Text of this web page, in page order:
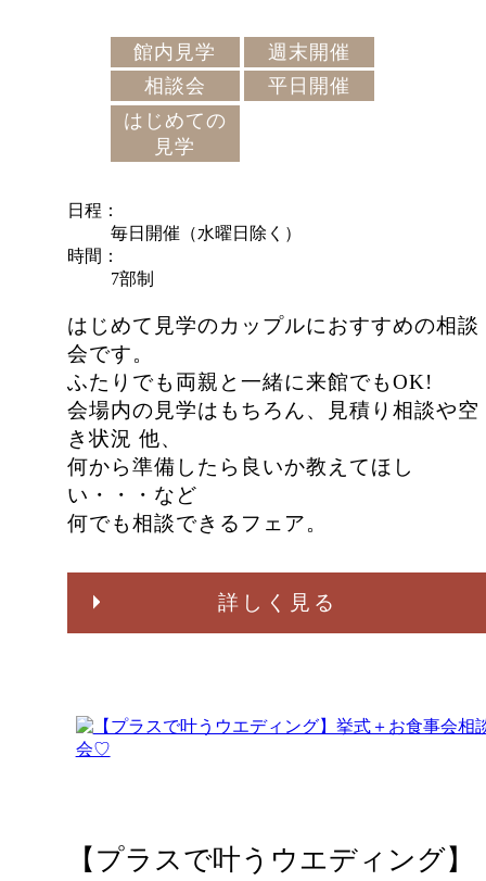
館内見学
週末開催
相談会
平日開催
はじめての
見学
日程
毎日開催（水曜日除く）
時間
7部制
はじめて見学のカップルにおすすめの相談
会です。
ふたりでも両親と一緒に来館でもOK!
会場内の見学はもちろん、見積り相談や空
き状況 他、
何から準備したら良いか教えてほし
い・・・など
何でも相談できるフェア。
詳しく見る
【プラスで叶うウエディング】